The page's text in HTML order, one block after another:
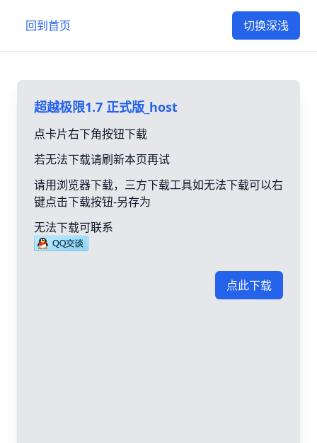
回到首页 切换深浅
超越极限1.7 正式版_host
点卡片右下角按钮下载
若无法下载请刷新本页再试
请用浏览器下载，三方下载工具如无法下载可以右
键点击下载按钮-另存为
无法下载可联系
点此下载